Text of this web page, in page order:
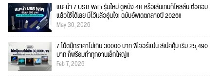
แนะนำ 7 USB WiFi รุ่นใหม่ ดูหนัง 4K หรือเล่นเกมก็ไหลลื่น ต่อคอม
แล้วใช้ได้เลย มีไว้แล้วอุ่นใจ! ฉบับอัพเดตกลางปี 2026!!
May 30, 2026
7 โน้ตบุ๊กราคาไม่เกิน 30000 บาท ฟีเจอร์แน่น สเปคคุ้ม เริ่ม 25,490
บาท ก็พร้อมทำทุกงานเล็กใหญ่!!
Feb 7, 2026